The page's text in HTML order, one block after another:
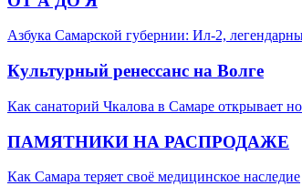
Азбука Самарской губернии: Ил-2,
Культурный ренессанс на Волге
Как санаторий Чкалова в Самаре открывает
ПАМЯТНИКИ НА РАСПРОДАЖЕ
Как Самара теряет своё медицинское наследие